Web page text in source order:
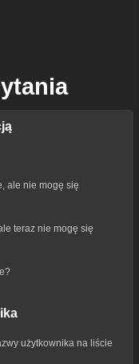
ale nie mogę się
teraz nie mogę się
użytkownika na liście